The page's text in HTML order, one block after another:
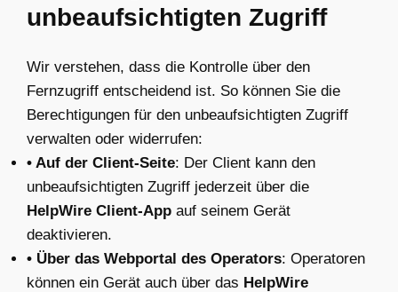
unbeaufsichtigten Zugriff
Wir verstehen, dass die Kontrolle über den
Fernzugriff entscheidend ist. So können Sie die
Berechtigungen für den unbeaufsichtigten Zugriff
verwalten oder widerrufen:
• Auf der Client-Seite: Der Client kann den
unbeaufsichtigten Zugriff jederzeit über die
HelpWire Client-App auf seinem Gerät
deaktivieren.
• Über das Webportal des Operators: Operatoren
können ein Gerät auch über das HelpWire